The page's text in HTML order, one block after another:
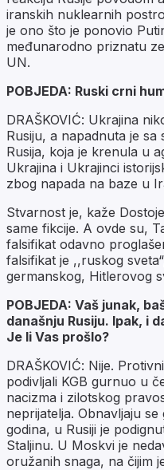
iranskih nuklearnih
je ono što je ponovio
međunarodno priznatu
UN.
POBJEDA: Ruski crni
DRAŠKOVIĆ: Ukrajina
Rusiju, a napadnuta je sa
Rusija, koja je krenula u
Ukrajina i Ukrajinci
zbog napada na baze u
Stvarnost je, kaže
same fikcije. A ovde su,
falsifikat odavno
falsifikat je ,,ruskog
germanskog, Hitlerovog
POBJEDA: Vaš junak,
današnju Rusiju. Ipak, i
Je li Vas prošlo?
DRAŠKOVIĆ: Nije.
podivljali KGB gurnuo u
nacizma i zilotskog
neprijatelja. Obnavljaju
godina, u Rusiji je
Staljinu. U Moskvi je
oružanih snaga, na čijim